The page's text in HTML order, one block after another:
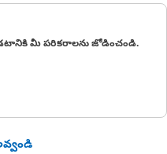
మీ పరికరాలను జోడించండి.